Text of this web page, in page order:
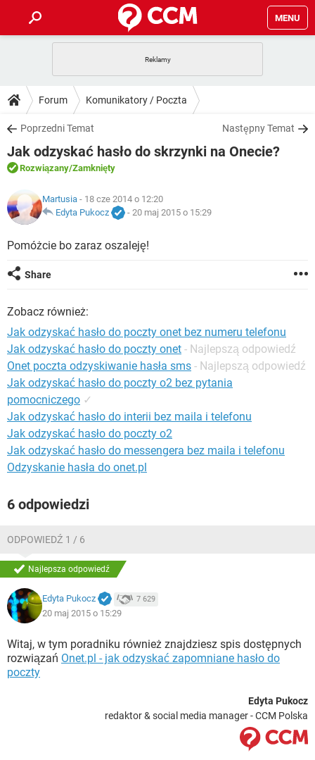
MENU
GRY WHATSAPP
SPOTIFY
INSTAGRAM FACEBOOK
WINDOWS 10
PORADY
PlayStation TIKTOK
SPOTIFY
WINDOWS 10
DO POBRANIA
ANDROID TIKTOK
GRY
IOS
INSTAGRAM
WINDOWS 10
FORUM
GRY WHATSAPP
ARTYKUŁY
COVID-19
GRY
SPOTIFY
Forum Komunikatory / Poczta
Poprzedni Temat Następny Temat
Jak odzyskać hasło do skrzynki na Onecie?
Rozwiązany/Zamknięty
Martusia - 18 cze 2014 o 12:20
Edyta Pukocz
- 20 maj 2015 o 15:29
Pomóżcie bo zaraz oszaleję!
Share
Zobacz również:
Jak odzyskać hasło do poczty onet bez numeru telefonu
Jak odzyskać hasło do poczty onet - Najlepszą odpowiedź
Onet poczta odzyskiwanie hasła sms - Najlepszą odpowiedź
Jak odzyskać hasło do poczty o2 bez pytania
pomocniczego ✓
Jak odzyskać hasło do interii bez maila i telefonu
Jak odzyskać hasło do poczty o2
Jak odzyskać hasło do messengera bez maila i telefonu
Odzyskanie hasła do onet.pl
6 odpowiedzi
ODPOWIEDŹ 1 / 6
Najlepsza odpowiedź
Edyta Pukocz 7 629
20 maj 2015 o 15:29
Witaj, w tym poradniku również znajdziesz spis dostępnych
rozwiązań Onet.pl - jak odzyskać zapomniane hasło do
poczty
Edyta Pukocz
redaktor & social media manager - CCM Polska